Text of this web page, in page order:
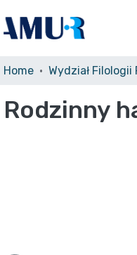
Home
Rodzinny